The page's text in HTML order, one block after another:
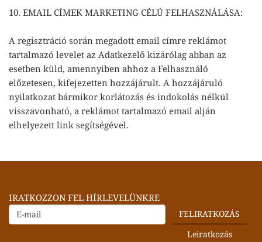
10. EMAIL CÍMEK MARKETING CÉLÚ FELHASZNÁLÁSA:
A regisztráció során megadott email címre reklámot
tartalmazó levelet az Adatkezelő kizárólag abban az
esetben küld, amennyiben ahhoz a Felhasználó
előzetesen, kifejezetten hozzájárult. A hozzájáruló
nyilatkozat bármikor korlátozás és indokolás nélkül
visszavonható, a reklámot tartalmazó email alján
elhelyezett link segítségével.
IRATKOZZON FEL HÍRLEVELÜNKRE